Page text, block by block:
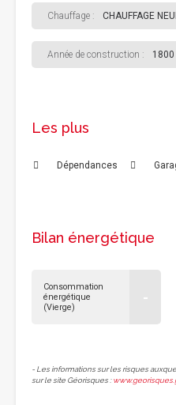
Chauffage : CHAUFFAGE
Année de construction : 1800
Les plus
Dépendances
Bilan énergétique
Consommation
énergétique
(Vierge)
-
- Les informations sur les risques
sur le site Géorisques :